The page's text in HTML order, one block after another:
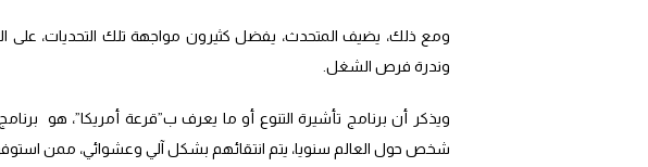
ومع ذلك، يضيف المتحدث، يفضل كثيرون مواجهة تلك التحديات، على
وندرة فرص الشغل.
شخص حول العالم سنويا، يتم انتقائهم بشكل آلي وعشوائي، ممن